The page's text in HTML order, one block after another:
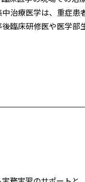
治療医学は、重症患
臨床研修医や医学部